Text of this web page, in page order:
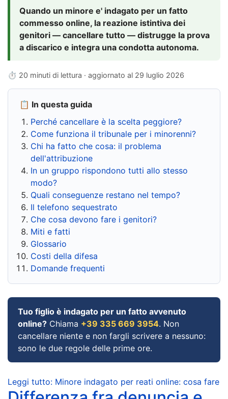
Quando un minore e' indagato per un fatto
commesso online, la reazione istintiva dei
genitori — cancellare tutto — distrugge la prova
a discarico e integra una condotta autonoma.
⏱ 20 minuti di lettura · aggiornato al 29 luglio 2026
📋 In questa guida
Perché cancellare è la scelta peggiore?
Come funziona il tribunale per i minorenni?
Chi ha fatto che cosa: il problema
dell'attribuzione
In un gruppo rispondono tutti allo stesso
modo?
Quali conseguenze restano nel tempo?
Il telefono sequestrato
Che cosa devono fare i genitori?
Miti e fatti
Glossario
Costi della difesa
Domande frequenti
Tuo figlio è indagato per un fatto avvenuto
online? Chiama +39 335 669 3954. Non
cancellare niente e non fargli scrivere a nessuno:
sono le due regole delle prime ore.
Leggi tutto: Minore indagato per reati online: cosa fare